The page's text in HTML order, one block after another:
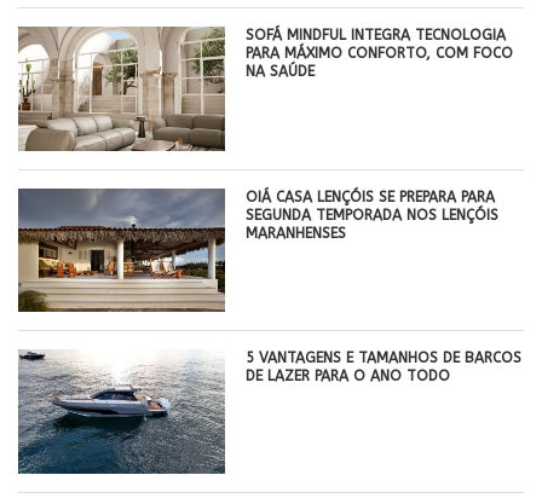
SOFÁ MINDFUL INTEGRA TECNOLOGIA
PARA MÁXIMO CONFORTO, COM FOCO
NA SAÚDE
OIÁ CASA LENÇÓIS SE PREPARA PARA
SEGUNDA TEMPORADA NOS LENÇÓIS
MARANHENSES
5 VANTAGENS E TAMANHOS DE BARCOS
DE LAZER PARA O ANO TODO